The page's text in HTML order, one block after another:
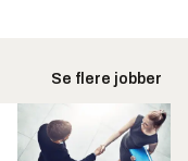
Se flere jobber